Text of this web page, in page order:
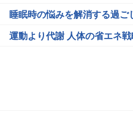
睡眠時の悩みを解消する過ご
運動より代謝 人体の省エネ